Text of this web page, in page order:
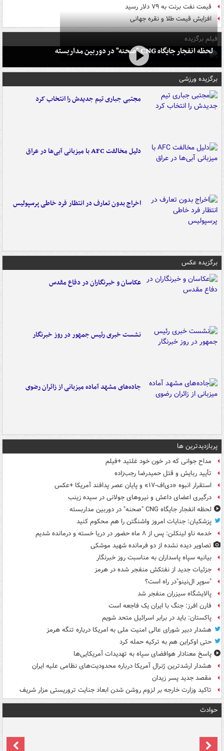
قیمت نفت برنت به ۷۹ دلار رسید
افزایش قیمت طلا و نقره جهانی
فیلم برگزیده
لحظه انفجار جایگاه CNG "صحنه" در دوربین مداربسته
برگزیده ورزشی
مجتبی جباری تیم جدیدش را انتخاب کرد
دلیل مخالفت AFC با میزبانی آبی‌ها در عراق
اخراج بدون تعارف در انتظار فرد خاطی پرسپولیس
برگزیده عکس
عکاسان و خبرنگاران در دفاع مقدس
نشست خبری رئیس جمهور در روز خبرنگار
جاده‌های مشهد آماده میزبانی از زائران رضوی
پربازدیدترین ها
مداح جوانی که در خون خود غلتید +فیلم
تأیید ربایش و قتل حمیدرضا رجب‌زاده
استقرار انبوه «دی‌اف‑۱۷» و پایان عصر پدافند آمریکا +عکس
درگیری اعضای داعش و نیروهای جولانی در سیده زینب
لحظه انفجار جایگاه CNG "صحنه" در دوربین مداربسته
پزشکیان: جنایات امروز واشنگتن را هم محکوم کنید
خدمه ناو لینکلن: پس از ۸ ماه حضور در دریا خسته و درمانده‌ شدیم
تصاویر دیده‌ نشده از دو فرمانده شهید موشکی
بیانیه سپاه پاسداران به مناسبت روز خبرنگار
جزئیات جدید از نفتکش منفجر شده در هرمز
"سوپر ال‌نینو"در راه است؟
پالایشگاه سیزران منفجر شد
فارن افرز: جنگ با ایران یک فاجعه است
پاکستان: باید در برابر اسرائیل متحد شویم
هشدار دبیر شورای عالی امنیت ملی به امریکا درباره تنگه هرمز
حتی اوکراین هم به ترکیه حمله کرد
پاسخ معنادار هوافضای سپاه به تهدیدات آمریکایی‌ها
هشدار ارشدترین ژنرال آمریکا درباره محدودیت‌های نظامی علیه ایران
مقصد جدید پسر زیدان
تاکید وزارت خارجه بر لزوم روشن شدن ابعاد جنایت تروریستی مزار شریف
حوادث